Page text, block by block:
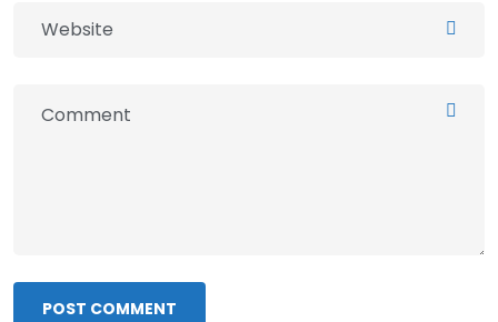
POST COMMENT